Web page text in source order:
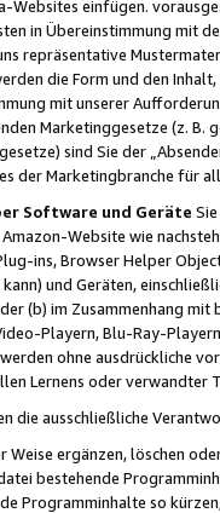
Websites einfügen.
in Übereinstimmung mit
repräsentative
die Form und den
mit unserer
Marketinggesetze (z. B.
sind Sie der
der Marketingbranche für
Software und Geräte
Website wie
ins, Browser Helper
und Geräten,
(b) im Zusammenhang
Playern, Blu-Ray-
ohne ausdrückliche
Lernens oder
die ausschließliche
Weise ergänzen, löschen
bestehende
Programminhalte so